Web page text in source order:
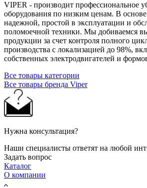
VIPER - производит профессиональное
оборудования по низким ценам. В
надежной, простой в эксплуатации и
поломоечной техники. Мы добиваемся
продукции за счет контроля полного
производства с локализацией до 98%,
собственных электродвигателей и
Все товары категории
Все товары бренда Viper
Нужна консультация?
Наши специалисты ответят на любой
Задать вопрос
Каталог
О компании